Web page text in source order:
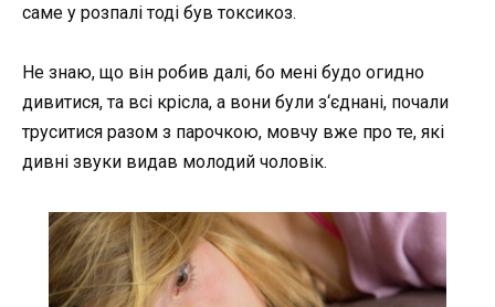
саме у розпалі тоді був токсикоз.
Не знаю, що він робив далі, бо мені будо огидно
дивитися, та всі крісла, а вони були з‘єднані, почали
труситися разом з парочкою, мовчу вже про те, які
дивні звуки видав молодий чоловік.